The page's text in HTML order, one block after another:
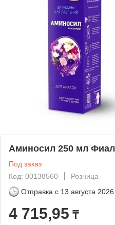
Аминосил 250 мл
Под заказ
Код: 00138560
Розница
Отправка с 13 августа 2026
4 715,95 ₸